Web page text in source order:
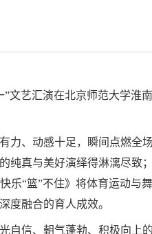
艺汇演在北京师范大学淮
、动感十足，瞬间点燃全
纯真与美好演绎得淋漓尽致
“篮”不住》将体育运动与
度融合的育人成效。
信、朝气蓬勃、积极向上